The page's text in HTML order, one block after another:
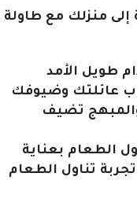
منزلك مع طاولة
طويل الأمد
تضيف
الطعام بعناية
تناول الطعام